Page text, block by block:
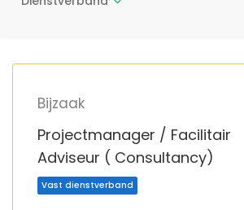
Bijzaak
Projectmanager / Facilitair
Adviseur ( Consultancy)